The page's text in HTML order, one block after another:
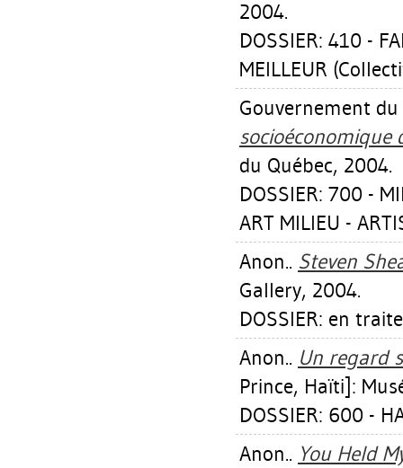
2004.
DOSSIER: 410 -
MEILLEUR
Gouvernement
socioéconomique
du Québec, 2004.
DOSSIER: 700 -
ART MILIEU -
Anon.. Steven
Gallery, 2004.
DOSSIER: en
Anon.. Un regard
Prince, Haïti]:
DOSSIER: 600 -
Anon.. You Held